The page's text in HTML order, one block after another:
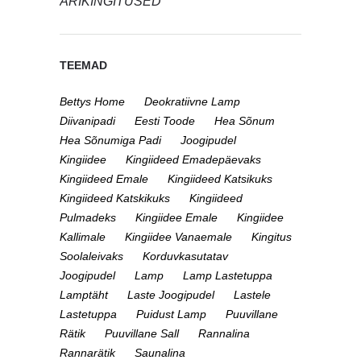
TEEMAD
Bettys Home
Deokratiivne Lamp
Diivanipadi
Eesti Toode
Hea Sõnum
Hea Sõnumiga Padi
Joogipudel
Kingiidee
Kingiideed Emadepäevaks
Kingiideed Emale
Kingiideed Katsikuks
Kingiideed Katskikuks
Kingiideed
Pulmadeks
Kingiidee Emale
Kingiidee
Kallimale
Kingiidee Vanaemale
Kingitus
Soolaleivaks
Korduvkasutatav
Joogipudel
Lamp
Lamp Lastetuppa
Lamptäht
Laste Joogipudel
Lastele
Lastetuppa
Puidust Lamp
Puuvillane
Rätik
Puuvillane Sall
Rannalina
Rannarätik
Saunalina